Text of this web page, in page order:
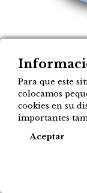
(bolsita
2,40€
Para que este
colocamos
cookies en su
importantes
Aceptar